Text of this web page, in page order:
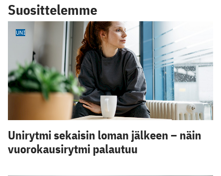
Suosittelemme
UNI
Unirytmi sekaisin loman jälkeen – näin
vuorokausirytmi palautuu